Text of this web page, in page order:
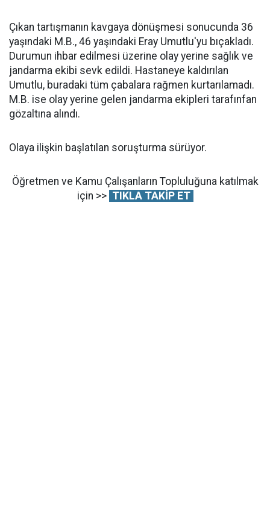
Çıkan tartışmanın kavgaya dönüşmesi sonucunda 36
yaşındaki M.B., 46 yaşındaki Eray Umutlu'yu bıçakladı.
Durumun ihbar edilmesi üzerine olay yerine sağlık ve
jandarma ekibi sevk edildi. Hastaneye kaldırılan
Umutlu, buradaki tüm çabalara rağmen kurtarılamadı.
M.B. ise olay yerine gelen jandarma ekipleri tarafınfan
gözaltına alındı.
Olaya ilişkin başlatılan soruşturma sürüyor.
Öğretmen ve Kamu Çalışanların Topluluğuna katılmak
için >> TIKLA TAKİP ET